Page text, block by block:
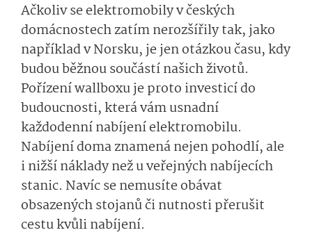
Ačkoliv se elektromobily v českých
domácnostech zatím nerozšířily tak, jako
například v Norsku, je jen otázkou času, kdy
budou běžnou součástí našich životů.
Pořízení wallboxu je proto investicí do
budoucnosti, která vám usnadní
každodenní nabíjení elektromobilu.
Nabíjení doma znamená nejen pohodlí, ale
i nižší náklady než u veřejných nabíjecích
stanic. Navíc se nemusíte obávat
obsazených stojanů či nutnosti přerušit
cestu kvůli nabíjení.